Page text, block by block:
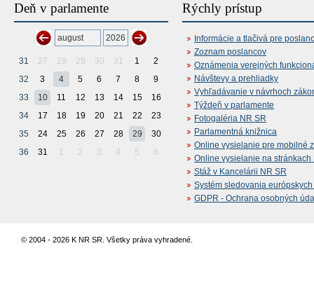
Deň v parlamente
31 27 28 29 30 31 1
2
32
3 4 5 6 7 8
9
33
10 11 12 13 14 15
16
34
17 18 19 20 21 22
23
35
24 25 26 27 28 29
30
36
31 1 2 3 4 5 6
Rýchly prístup
Informácie a tlačivá pre
Zoznam poslancov
Oznámenia verejných
Návštevy a prehliadky
Vyhľadávanie v návrhoch
Týždeň v parlamente
Fotogaléria NR SR
Parlamentná knižnica
Online vysielanie pre mobilné
Online vysielanie na stránkach
Stáž v Kancelárii NR SR
Systém sledovania
GDPR - Ochrana osobných
© 2004 - 2026 K NR SR. Všetky práva vyhradené.